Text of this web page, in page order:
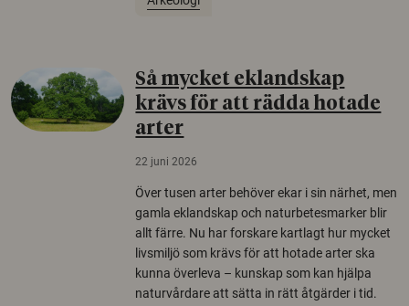
Så mycket eklandskap
krävs för att rädda hotade
arter
22 juni 2026
Över tusen arter behöver ekar i sin närhet, men
gamla eklandskap och naturbetesmarker blir
allt färre. Nu har forskare kartlagt hur mycket
livsmiljö som krävs för att hotade arter ska
kunna överleva – kunskap som kan hjälpa
naturvårdare att sätta in rätt åtgärder i tid.